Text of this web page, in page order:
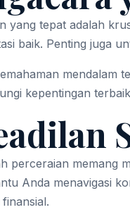
yang tepat adalah
baik. Penting juga
kepentingan
perceraian memang
Anda menavigasi